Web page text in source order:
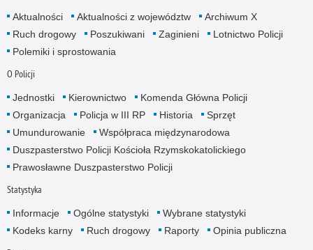
Aktualności Aktualności z województw
Archiwum X
Ruch drogowy
Poszukiwani Zaginieni
Lotnictwo Policji
Polemiki i sprostowania
O Policji
Jednostki Kierownictwo
Komenda Główna Policji
Organizacja
Policja w III RP Historia
Sprzęt
Umundurowanie
Współpraca międzynarodowa
Duszpasterstwo Policji Kościoła Rzymskokatolickiego
Prawosławne Duszpasterstwo Policji
Statystyka
Informacje Ogólne statystyki
Wybrane statystyki
Kodeks karny
Ruch drogowy Raporty Opinia publiczna